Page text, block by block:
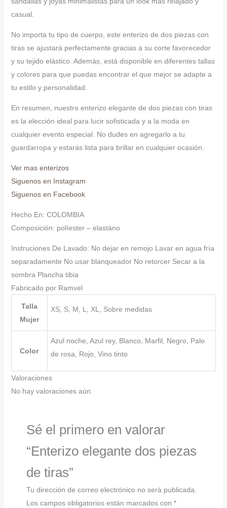
casual.
No importa tu tipo de cuerpo, este enterizo de dos piezas con
tiras se ajustará perfectamente gracias a su corte favorecedor
y su tejido elástico. Además, está disponible en diferentes tallas
y colores para que puedas encontrar el que mejor se adapte a
tu estilo y personalidad.
En resumen, nuestro enterizo elegante de dos piezas con tiras
es la elección ideal para lucir sofisticada y a la moda en
cualquier evento especial. No dudes en agregarlo a tu
guardarropa y estarás lista para brillar en cualquier ocasión.
Ver mas enterizos
Siguenos en Instagram
Siguenos en Facebook
Hecho En: COLOMBIA
Composición: políester – elastáno
Instruciones De Lavado: No dejar en remojo Lavar en agua fría
separadamente No usar blanqueador No retorcer Secar a la
sombra Plancha tibia
Fabricado por Ramvel
Talla
Mujer
XS, S, M, L, XL, Sobre medidas
Color
Azul noche, Azul rey, Blanco, Marfil, Negro, Palo
de rosa, Rojo, Vino tinto
Valoraciones
No hay valoraciones aún.
Sé el primero en valorar
“Enterizo elegante dos piezas
de tiras”
Tu dirección de correo electrónico no será publicada.
Los campos obligatorios están marcados con *